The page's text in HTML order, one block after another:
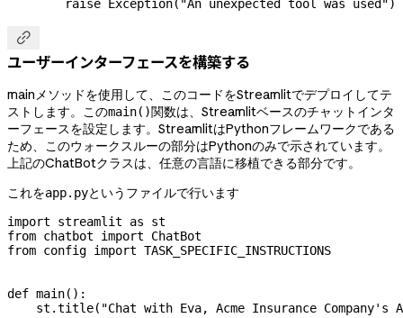
        raise
Exception( "An unexpected tool was used")

ユーザーインターフェースを構築する
mainメソッドを使用して、このコードをStreamlitでデプロイしてテ
ストします。このmain()関数は、Streamlitベースのチャットインタ
ーフェースを設定します。StreamlitはPythonフレームワークである
ため、このウォークスルーの部分はPythonのみで示されています。
上記のChatBotクラスは、任意の言語に移植できる部分です。
これをapp.pyというファイルで行います
import streamlit as st
from chatbot import ChatBot
from config import TASK_SPECIFIC_INSTRUCTIONS
def main():
    st.title(
"Chat with Eva, Acme Insurance Company's